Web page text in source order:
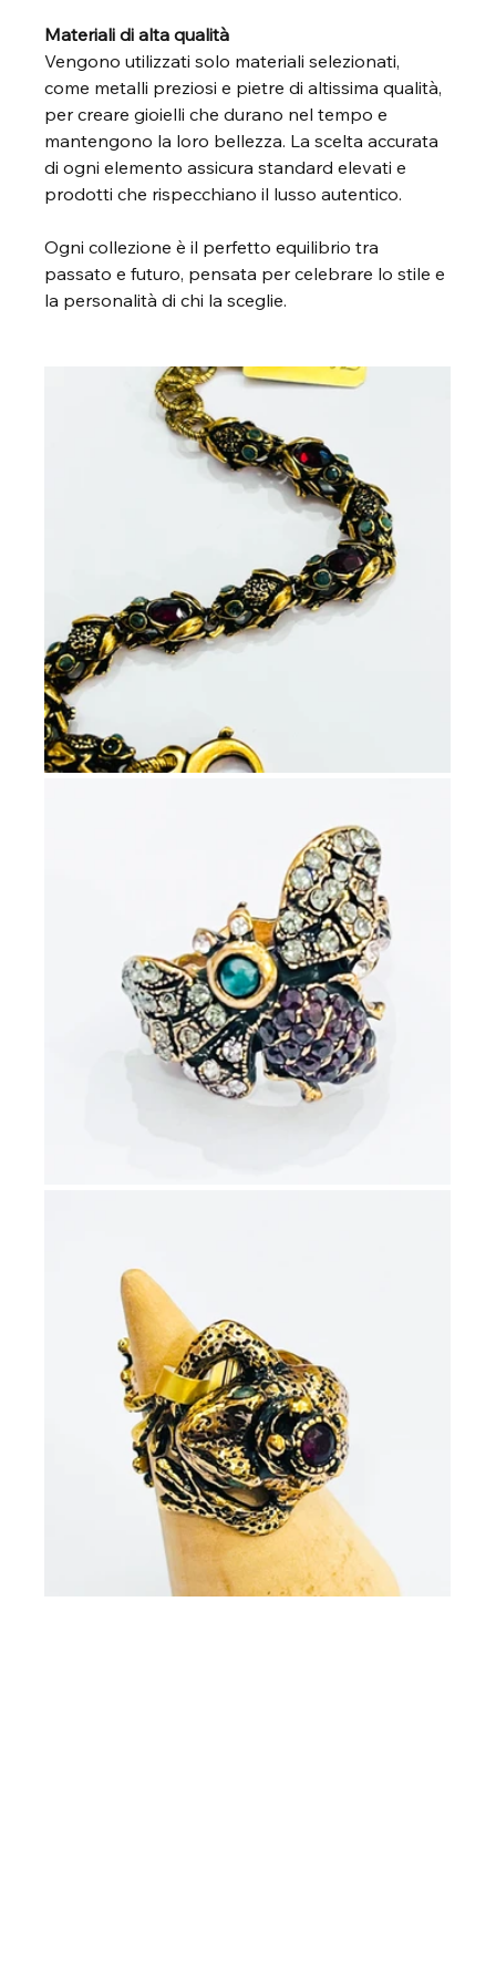
Materiali di alta qualità
Vengono utilizzati solo materiali selezionati,
come metalli preziosi e pietre di altissima qualità,
per creare gioielli che durano nel tempo e
mantengono la loro bellezza. La scelta accurata
di ogni elemento assicura standard elevati e
prodotti che rispecchiano il lusso autentico.
Ogni collezione è il perfetto equilibrio tra
passato e futuro, pensata per celebrare lo stile e
la personalità di chi la sceglie.